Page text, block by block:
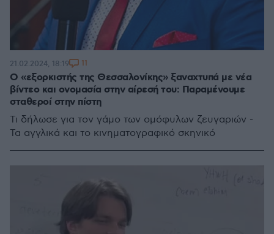
Ο «εξορκιστής της Θεσσαλονίκης» ξαναχτυπά με νέα
βίντεο και ονομασία στην αίρεσή του: Παραμένουμε
σταθεροί στην πίστη
Τι δήλωσε για τον γάμο των ομόφυλων ζευγαριών -
Τα αγγλικά και το κινηματογραφικό σκηνικό
21.02.2024, 18:19 11